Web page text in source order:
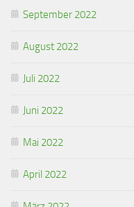
September 2022
August 2022
Juli 2022
Juni 2022
Mai 2022
April 2022